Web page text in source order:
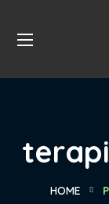
HOME